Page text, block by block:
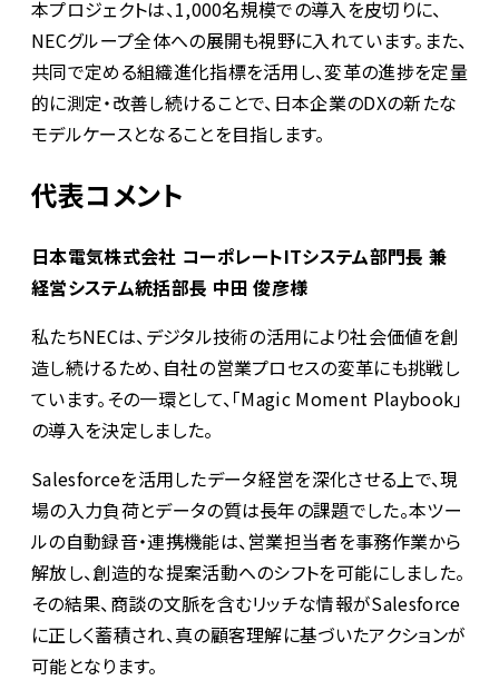
本プロジェクトは、1,000名規模での導入を皮切りに、
NECグループ全体への展開も視野に入れています。また、
共同で定める組織進化指標を活用し、変革の進捗を定量
的に測定・改善し続けることで、日本企業のDXの新たな
モデルケースとなることを目指します。
代表コメント
日本電気株式会社 コーポレートITシステム部門長 兼
経営システム統括部長 中田 俊彦様
私たちNECは、デジタル技術の活用により社会価値を創
造し続けるため、自社の営業プロセスの変革にも挑戦し
ています。その一環として、「Magic Moment Playbook」
の導入を決定しました。
Salesforceを活用したデータ経営を深化させる上で、現
場の入力負荷とデータの質は長年の課題でした。本ツー
ルの自動録音・連携機能は、営業担当者を事務作業から
解放し、創造的な提案活動へのシフトを可能にしました。
その結果、商談の文脈を含むリッチな情報がSalesforce
に正しく蓄積され、真の顧客理解に基づいたアクションが
可能となります。